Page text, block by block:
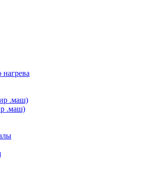
.маш)
.маш)